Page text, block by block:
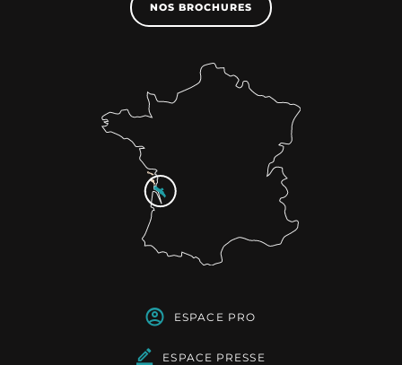
NOS BROCHURES
ESPACE PRO
ESPACE PRESSE